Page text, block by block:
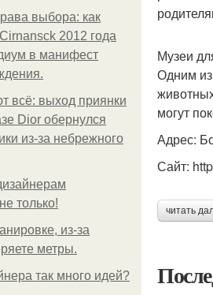
выбора: как
2012 года
в манифест
всё: выход приянки
Dior обернулся
из-за небрежного
только!
из-за
метры.
так много идей?
Музеи
Одним
могут
Адрес:
Сайт:
читать